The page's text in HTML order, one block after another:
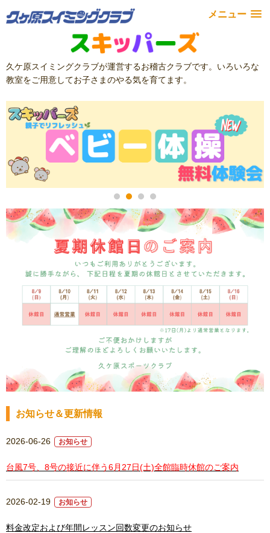
メニュー
久ケ原スイミングクラブが運営するお稽古クラブです。いろいろな
教室をご用意してお子さまのやる気を育てます。
お知らせ＆更新情報
2026-06-26 お知らせ
台風7号、8号の接近に伴う6月27日(土)全館臨時休館のご案内
2026-02-19 お知らせ
料金改定および年間レッスン回数変更のお知らせ